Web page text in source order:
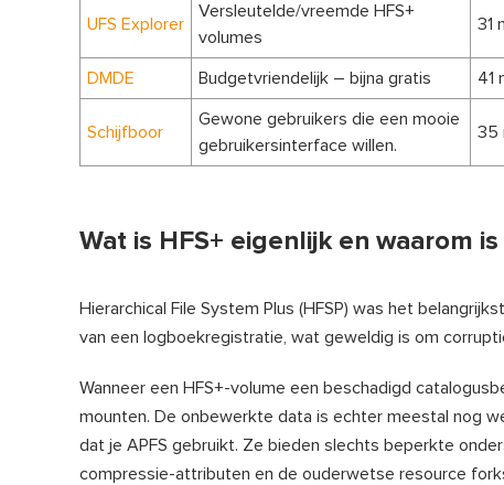
UFS Explorer
Versleutelde/vreemde HFS+
volumes
31
DMDE Budgetvriendelijk – bijna gratis 41
Schijfboor
Gewone gebruikers die een mooie
gebruikersinterface willen.
35
Wat is HFS+ eigenlijk en waarom
Hierarchical File System Plus (HFSP) was het
van een logboekregistratie, wat geweldig is om
Wanneer een HFS+-volume een beschadigd
mounten. De onbewerkte data is echter meestal nog
dat je APFS gebruikt. Ze bieden slechts beperkte
compressie-attributen en de ouderwetse resource